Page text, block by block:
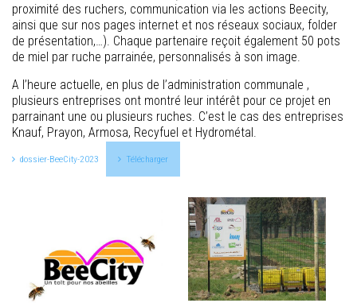
proximité des ruchers, communication via les actions Beecity,
ainsi que sur nos pages internet et nos réseaux sociaux, folder
de présentation,…). Chaque partenaire reçoit également 50 pots
de miel par ruche parrainée, personnalisés à son image.
A l’heure actuelle, en plus de l’administration communale ,
plusieurs entreprises ont montré leur intérêt pour ce projet en
parrainant une ou plusieurs ruches. C’est le cas des entreprises
Knauf, Prayon, Armosa, Recyfuel et Hydrométal.
dossier-BeeCity-2023 Télécharger